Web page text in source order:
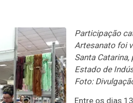
Participação
Artesanato foi
Santa
Estado de
Foto:
Entre os dias